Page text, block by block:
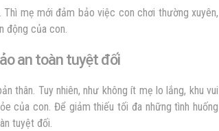
mẹ mới đảm bảo việc con chơi thường xuyên,
động của con.
an toàn tuyệt đối
thân. Tuy nhiên, như không ít mẹ lo lắng, khu vui
của con. Để giảm thiếu tối đa những tình huống
tuyệt đối.